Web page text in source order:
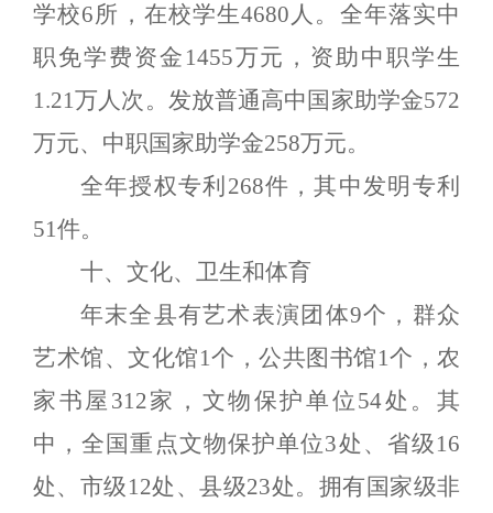
学校6所，在校学生4680 人。全年落实中
职免学费资金 1455万元，资助中职学生
1.21万人次。发放普通高中国家助学金572
万元、中职国家助学金258万元。
全年授权专利 268件，其中发明专利
51件。
十、文化、卫生和体育
年末全县有艺术表演团体9个，群众
艺术馆、文化馆1个，公共图书馆1个，农
家书屋 312家，文物保护单位 54处。其
中，全国重点文物保护单位3处、省级16
处、市级12处、县级23处。拥有国家级非